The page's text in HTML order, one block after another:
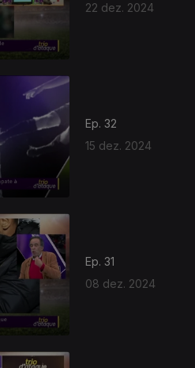
22 dez. 2024
Ep. 32
15 dez. 2024
Ep. 31
08 dez. 2024